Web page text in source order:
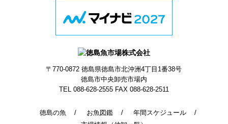
徳島の魚 お魚図鑑
年間スケジュール
〒770-0872徳島県徳島市北沖洲4丁目1番38号
徳島市中央卸売市場内
TEL 088-628-2555 FAX 088-628-2511